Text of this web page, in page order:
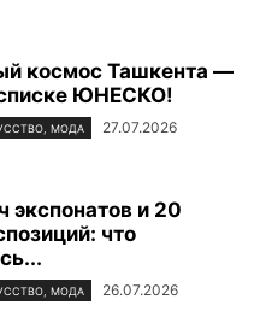
космос Ташкента —
ЮНЕСКО!
МОДА 27.07.2026
экспонатов и 20
что
МОДА 26.07.2026